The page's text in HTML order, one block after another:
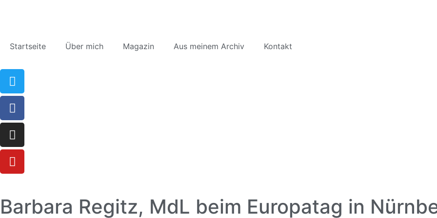
Startseite Über mich Magazin Aus meinem Archiv Kontakt
Barbara Regitz, MdL beim Europatag in